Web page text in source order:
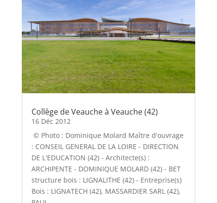
Collège de Veauche à Veauche (42)
16 Déc 2012
© Photo : Dominique Molard Maître d'ouvrage
: CONSEIL GENERAL DE LA LOIRE - DIRECTION
DE L'EDUCATION (42) - Architecte(s) :
ARCHIPENTE - DOMINIQUE MOLARD (42) - BET
structure bois : LIGNALITHE (42) - Entreprise(s)
Bois : LIGNATECH (42), MASSARDIER SARL (42),